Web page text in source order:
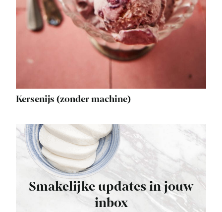
Kersenijs (zonder machine)
Smakelijke updates in jouw
inbox